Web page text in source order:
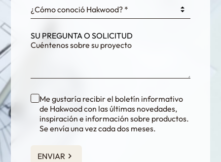
¿Cómo conoció Hakwood? *
SU PREGUNTA O SOLICITUD
Me gustaría recibir el boletín informativo
de Hakwood con las últimas novedades,
inspiración e información sobre productos.
Se envía una vez cada dos meses.
ENVIAR